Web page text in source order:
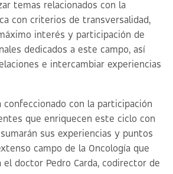
temas relacionados con la
con criterios de transversalidad,
interés y participación de
dedicados a este campo, así
e intercambiar experiencias
confeccionado con la participación
que enriquecen este ciclo con
sus experiencias y puntos
campo de la Oncología que
el doctor Pedro Carda, codirector de